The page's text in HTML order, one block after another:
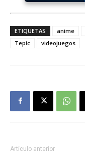
ETIQUETAS anime
Tepic
videojuegos
Artículo anterior